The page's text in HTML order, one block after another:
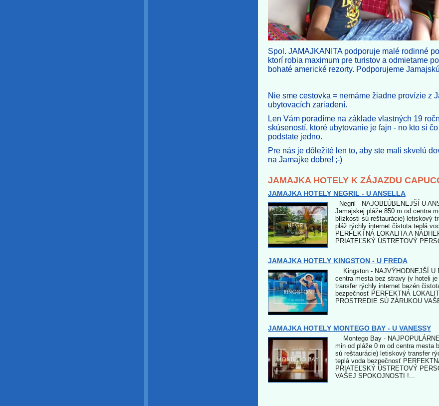
Spol. JAMAJKANITA podporuje malé rodinné
ktorí robia maximum pre turistov a odmietame
bohaté americké rezorty. Podporujeme
Nie sme cestovka = nemáme žiadne provízie z
ubytovacích zariadení.
Len Vám poradíme na základe vlastných 19
skúseností, ktoré ubytovanie je fajn - no kto si
podstate jedno.
Pre nás je dôležité len to, aby ste mali skvelú
na Jamajke dobre! ;-)
JAMAJKA HOTELY K ZÁJAZDU
JAMAJKA HOTELY NEGRIL - U ANSELLA
Negril - NAJOBĽÚBENEJŠÍ U
Jamajskej pláže 850 m od centra
blízkosti sú reštaurácie) letiskový
pláž rýchly internet čistota teplá
PERFEKTNÁ LOKALITA A
PRIATEĽSKÝ ÚSTRETOVÝ
JAMAJKA HOTELY KINGSTON - U FREDA
Kingston - NAJVÝHODNEJŠÍ U
centra mesta bez stravy (v hoteli
transfer rýchly internet bazén
bezpečnosť PERFEKTNÁ
PROSTREDIE SÚ ZÁRUKOU
JAMAJKA HOTELY MONTEGO BAY - U VANESSY
Montego Bay -
min od pláže 0 m od centra mesta
sú reštaurácie) letiskový transfer
teplá voda bezpečnosť
PRIATEĽSKÝ ÚSTRETOVÝ
VAŠEJ SPOKOJNOSTI !...